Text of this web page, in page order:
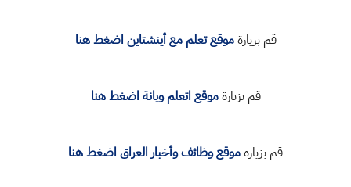
قم بزيارةموقع تعلم مع أينشتاين اضغط هنا
قم بزيارةموقع اتعلم ويانة اضغط هنا
قم بزيارةموقع وظائف وأخبار العراق اضغط هنا